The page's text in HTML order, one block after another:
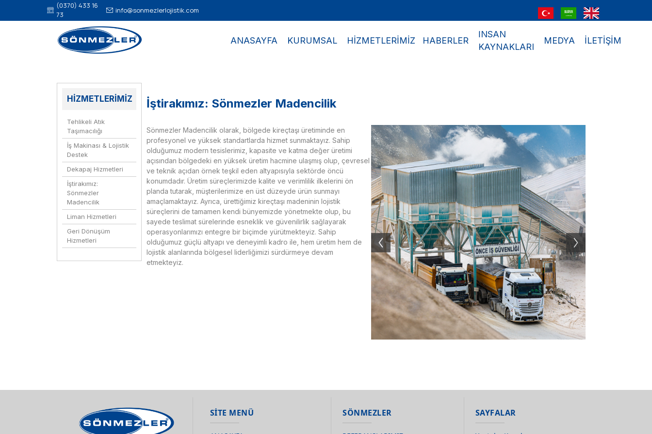
HİZMETLERİMİZ
Tehlikeli Atık
Taşımacılığı
İş Makinası & Lojistik
Destek
Dekapaj Hizmetleri
İştirakımız:
Sönmezler
Madencilik
Liman Hizmetleri
Geri Dönüşüm
Hizmetleri
İştirakımız: Sönmezler Madencilik
Sönmezler Madencilik olarak, bölgede kireçtaşı üretiminde en
profesyonel ve yüksek standartlarda hizmet sunmaktayız. Sahip
olduğumuz modern tesislerimiz, kapasite ve katma değer üretimi
açısından bölgedeki en yüksek üretim hacmine ulaşmış olup, çevresel
ve teknik açıdan örnek teşkil eden altyapısıyla sektörde öncü
konumdadır. Üretim süreçlerimizde kalite ve verimlilik ilkelerini ön
planda tutarak, müşterilerimize en üst düzeyde ürün sunmayı
amaçlamaktayız. Ayrıca, ürettiğimiz kireçtaşı madeninin lojistik
süreçlerini de tamamen kendi bünyemizde yönetmekte olup, bu
sayede teslimat sürelerinde esneklik ve güvenilirlik sağlayarak
operasyonlarımızı entegre bir biçimde yürütmekteyiz. Sahip
olduğumuz güçlü altyapı ve deneyimli kadro ile, hem üretim hem de
lojistik alanlarında bölgesel liderliğimizi sürdürmeye devam
etmekteyiz.
(0370) 433 16
73
info@sonmezlerlojistik.com
ANASAYFA KURUMSAL HİZMETLERİMİZ HABERLER
İNSAN
KAYNAKLARI
MEDYA İLETİŞİM
SİTE MENÜ SÖNMEZLER SAYFALAR